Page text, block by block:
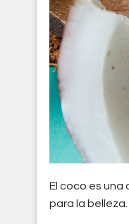
El coco es una
para la belleza.